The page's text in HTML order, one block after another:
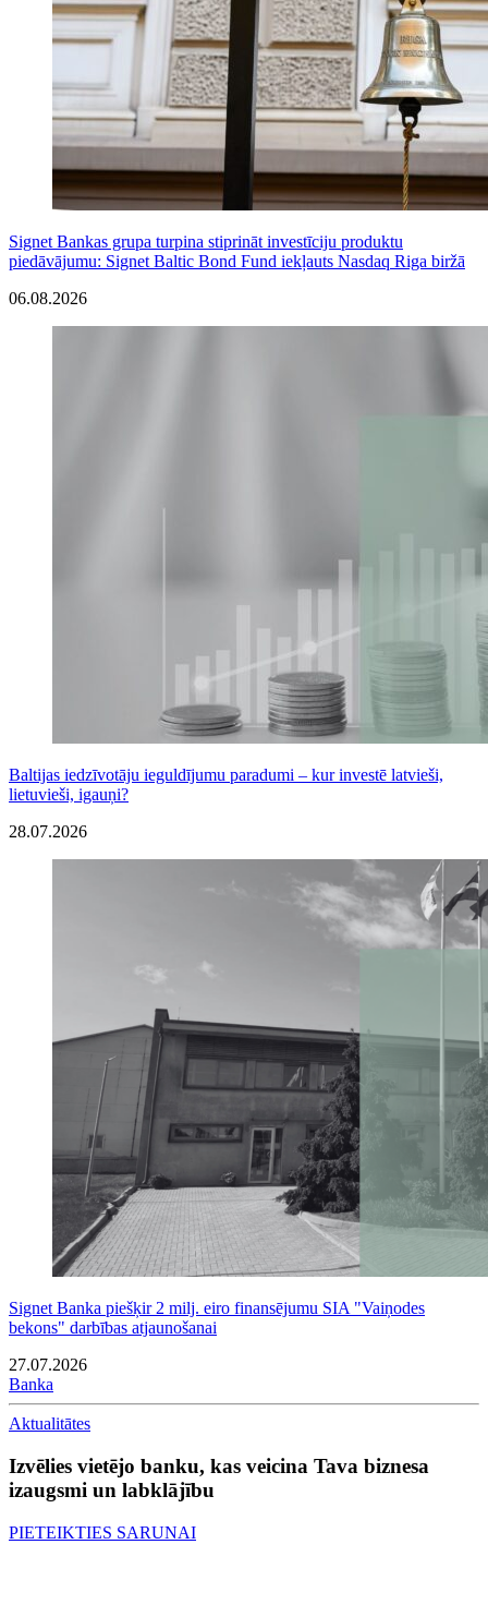
Signet Bankas grupa turpina stiprināt investīciju produktu
piedāvājumu: Signet Baltic Bond Fund iekļauts Nasdaq Riga biržā
06.08.2026
Baltijas iedzīvotāju ieguldījumu paradumi – kur investē latvieši,
lietuvieši, igauņi?
28.07.2026
Signet Banka piešķir 2 milj. eiro finansējumu SIA "Vaiņodes
bekons" darbības atjaunošanai
27.07.2026
Banka
Aktualitātes
Izvēlies vietējo banku, kas veicina Tava biznesa
izaugsmi un labklājību
PIETEIKTIES SARUNAI